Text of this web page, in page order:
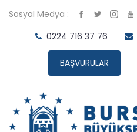
Sosyal Medya :
0224 716 37 76
BAŞVURULAR